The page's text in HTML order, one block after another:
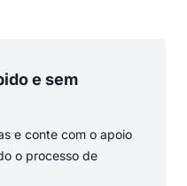
e sem
e conte com o apoio
o processo de